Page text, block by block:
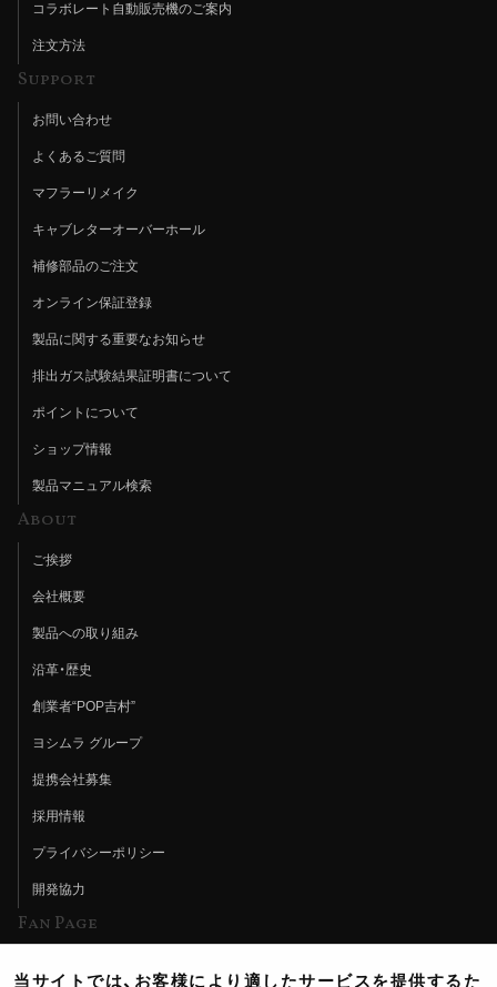
コラボレート自動販売機のご案内
注文方法
Support
お問い合わせ
よくあるご質問
マフラーリメイク
キャブレターオーバーホール
補修部品のご注文
オンライン保証登録
製品に関する重要なお知らせ
排出ガス試験結果証明書について
ポイントについて
ショップ情報
製品マニュアル検索
About
ご挨拶
会社概要
製品への取り組み
沿革・歴史
創業者“POP吉村”
ヨシムラ グループ
提携会社募集
採用情報
プライバシーポリシー
開発協力
Fan Page
当サイトでは、お客様により適したサービスを提供するた